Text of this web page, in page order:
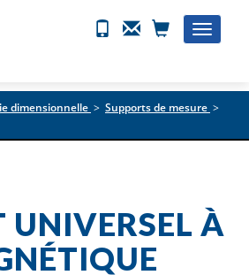
Toggle
dimensionnelle > Supports de mesure >
UNIVERSEL À